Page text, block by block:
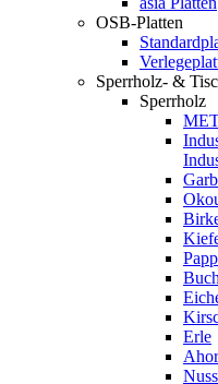
OSB-Platten
Sperrholz- &
Sperrholz
Erle